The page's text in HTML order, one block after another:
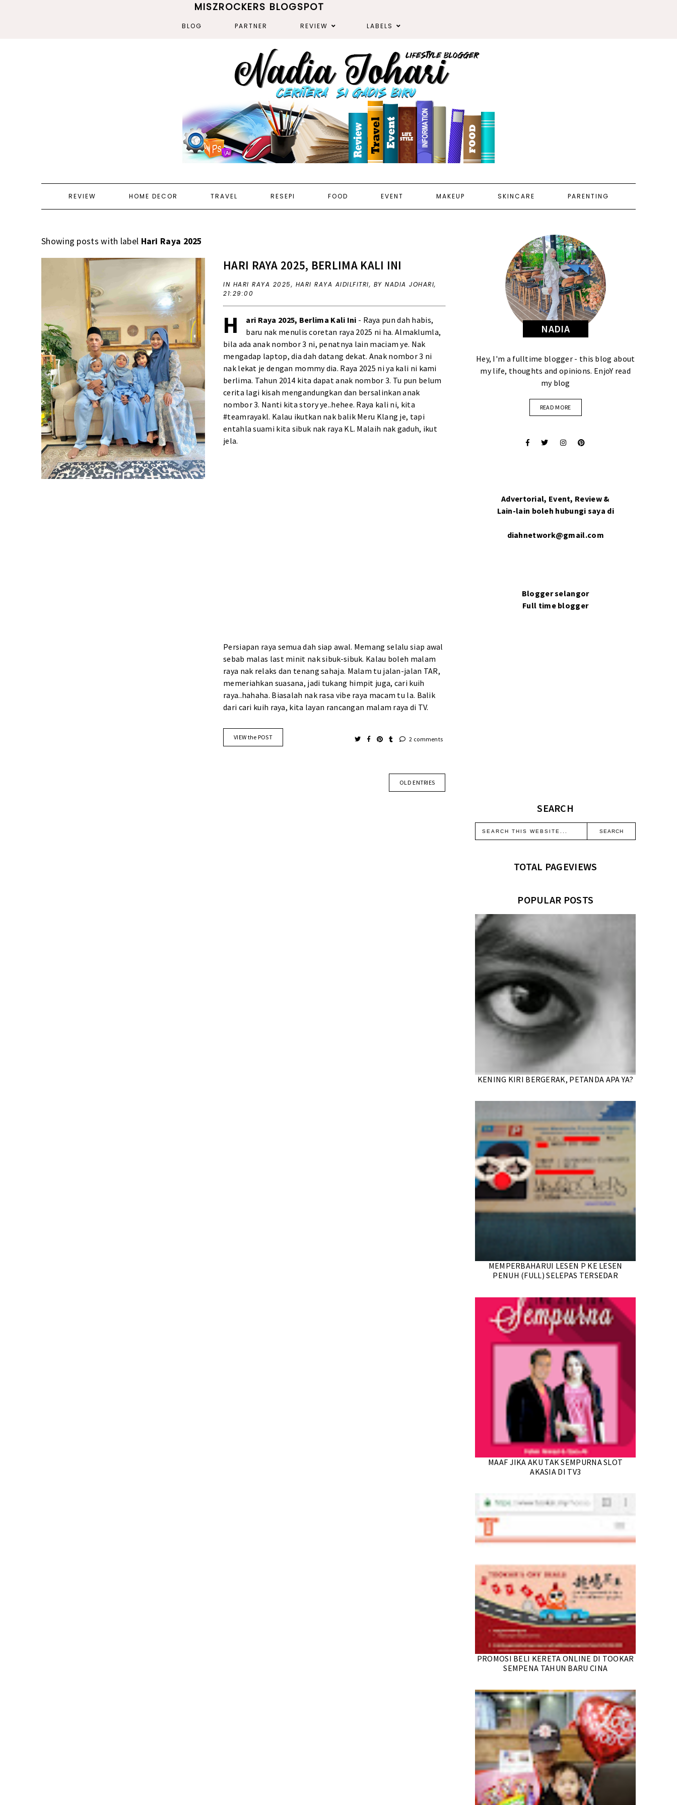
MISZROCKERS BLOGSPOT
BLOG PARTNER REVIEW LABELS
REVIEW HOME DECOR TRAVEL RESEPI FOOD EVENT MAKEUP SKINCARE PARENTING
Showing posts with label Hari Raya 2025
HARI RAYA 2025, BERLIMA KALI INI
IN HARI RAYA 2025, HARI RAYA AIDILFITRI, BY NADIA JOHARI,
21:29:00
H ari Raya 2025, Berlima Kali Ini - Raya pun dah habis,
baru nak menulis coretan raya 2025 ni ha. Almaklumla,
bila ada anak nombor 3 ni, penatnya lain maciam ye. Nak
mengadap laptop, dia dah datang dekat. Anak nombor 3 ni
nak lekat je dengan mommy dia. Raya 2025 ni ya kali ni kami
berlima. Tahun 2014 kita dapat anak nombor 3. Tu pun belum
cerita lagi kisah mengandungkan dan bersalinkan anak
nombor 3. Nanti kita story ye..hehee. Raya kali ni, kita
#teamrayakl. Kalau ikutkan nak balik Meru Klang je, tapi
entahla suami kita sibuk nak raya KL. Malaih nak gaduh, ikut
jela.
Persiapan raya semua dah siap awal. Memang selalu siap awal
sebab malas last minit nak sibuk-sibuk. Kalau boleh malam
raya nak relaks dan tenang sahaja. Malam tu jalan-jalan TAR,
memeriahkan suasana, jadi tukang himpit juga, cari kuih
raya..hahaha. Biasalah nak rasa vibe raya macam tu la. Balik
dari cari kuih raya, kita layan rancangan malam raya di TV.
VIEW the POST 2 comments
OLD ENTRIES
NADIA
Hey, I'm a fulltime blogger - this blog about
my life, thoughts and opinions. EnjoY read
my blog
READ MORE
Advertorial, Event, Review &
Lain-lain boleh hubungi saya di
diahnetwork@gmail.com
Blogger selangor
Full time blogger
SEARCH
TOTAL PAGEVIEWS
POPULAR POSTS
KENING KIRI BERGERAK, PETANDA APA YA?
MEMPERBAHARUI LESEN P KE LESEN
PENUH (FULL) SELEPAS TERSEDAR
MAAF JIKA AKU TAK SEMPURNA SLOT
AKASIA DI TV3
PROMOSI BELI KERETA ONLINE DI TOOKAR
SEMPENA TAHUN BARU CINA